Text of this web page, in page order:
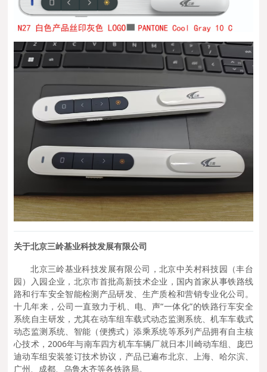
关于北京三岭基业科技发展有限公司
北京三岭基业科技发展有限公司，北京中关村科技园（丰台
园）入园企业，北京市首批高新技术企业，国内首家从事铁路线
路和行车安全智能检测产品研发、生产质检和营销专业化公司。
十几年来，公司一直致力于机、电、声“一体化”的铁路行车安全
系统自主研发，尤其在动车组车载式动态监测系统、机车车载式
动态监测系统、智能（便携式）添乘系统等系列产品拥有自主核
心技术，2006年与南车四方机车车辆厂就日本川崎动车组、庞巴
迪动车组安装签订技术协议，产品已遍布北京、上海、哈尔滨、
广州、成都、乌鲁木齐等各铁路局。